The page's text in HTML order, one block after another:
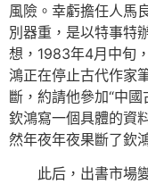
風險。幸虧擔任人馬
別器重，是以特事特
想，1983年4月中旬
鴻正在停止古代作家
斷，約請他參加“中
欽鴻寫一個具體的資
然年夜年夜果斷了欽
此后，出書市場